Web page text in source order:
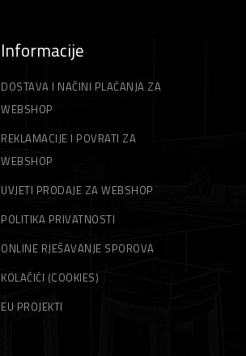
Informacije
DOSTAVA I NAČINI PLAĆANJA ZA
WEBSHOP
REKLAMACIJE I POVRATI ZA
WEBSHOP
UVJETI PRODAJE ZA WEBSHOP
POLITIKA PRIVATNOSTI
ONLINE RJEŠAVANJE SPOROVA
KOLAČIĆI (COOKIES)
EU PROJEKTI